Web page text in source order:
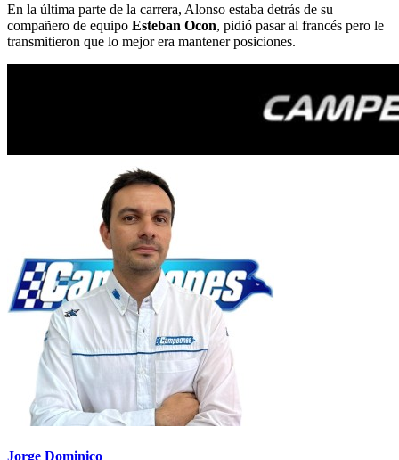
En la última parte de la carrera, Alonso estaba detrás de su
compañero de equipo Esteban Ocon, pidió pasar al francés pero le
transmitieron que lo mejor era mantener posiciones.
Jorge Dominico